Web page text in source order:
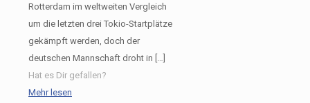
Rotterdam im weltweiten Vergleich
um die letzten drei Tokio-Startplätze
gekämpft werden, doch der
deutschen Mannschaft droht in
Hat es Dir gefallen?
Mehr lesen